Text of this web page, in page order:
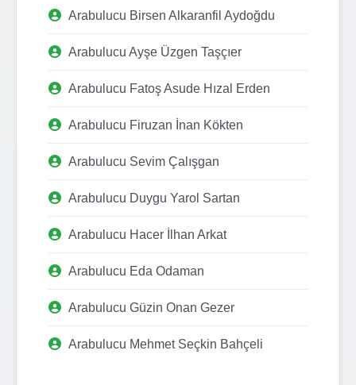
Arabulucu Birsen Alkaranfil Aydoğdu
Arabulucu Ayşe Üzgen Taşçıer
Arabulucu Fatoş Asude Hızal Erden
Arabulucu Firuzan İnan Kökten
Arabulucu Sevim Çalışgan
Arabulucu Duygu Yarol Sartan
Arabulucu Hacer İlhan Arkat
Arabulucu Eda Odaman
Arabulucu Güzin Onan Gezer
Arabulucu Mehmet Seçkin Bahçeli